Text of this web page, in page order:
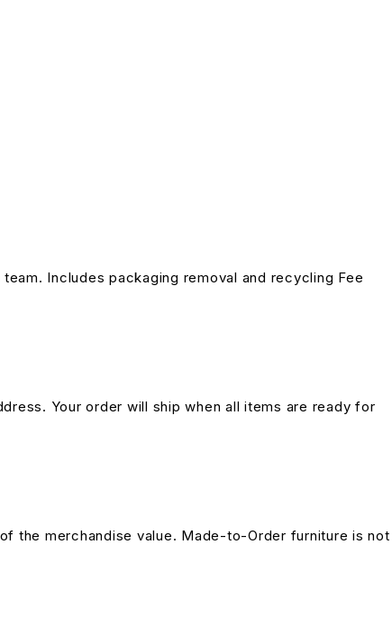
Includes packaging removal and recycling Fee
Your order will ship when all items are ready for
the merchandise value. Made-to-Order furniture is not